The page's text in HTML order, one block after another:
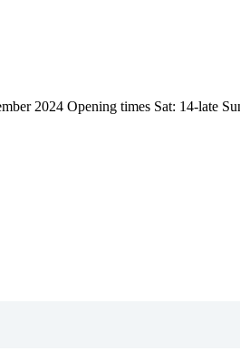
2024 Opening times Sat: 14-late